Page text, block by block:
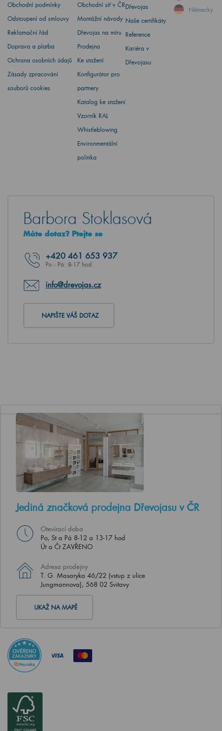
Obchodní podmínky
Odstoupení od smlouvy
Reklamační řád
Doprava a platba
Ochrana osobních údajů
Zásady zpracování
souborů cookies
Obchodní síť v ČR
Montážní návody
Dřevojas na míru
Prodejna
Ke stažení
Konfigurátor pro
partnery
Katalog ke stažení
Vzorník RAL
Whistleblowing
Environmentální
politika
Dřevojas
Naše certifikáty
Reference
Kariéra v
Dřevojasu
Německy
Barbora Stoklasová
Máte dotaz? Ptejte se
+420 461 653 937
Po - Pá: 8-17 hod.
info@drevojas.cz
NAPIŠTE VÁŠ DOTAZ
Jediná značková prodejna Dřevojasu v ČR
Otevírací doba
Po, St a Pá 8-12 a 13-17 hod
Út a Čt ZAVŘENO
Adresa prodejny
T. G. Masaryka 46/22 (vstup z ulice
Jungmannova), 568 02 Svitavy
UKAŽ NA MAPĚ